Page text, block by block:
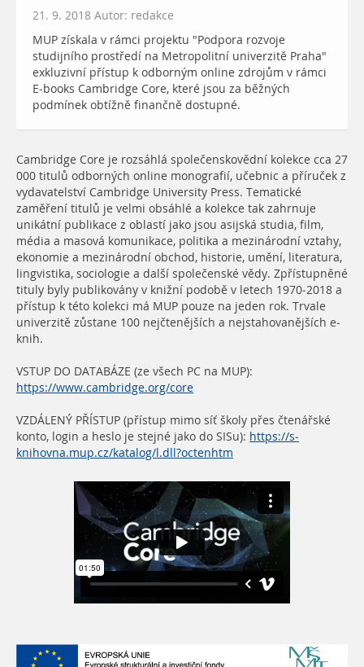
21. 9. 2018 Autor: redakce
MUP získala v rámci projektu "Podpora rozvoje
studijního prostředí na Metropolitní univerzitě Praha"
exkluzivní přístup k odborným online zdrojům v rámci
E-books Cambridge Core, které jsou za běžných
podmínek obtížně finančně dostupné.
Cambridge Core je rozsáhlá společenskovědní kolekce cca 27
000 titulů odborných online monografií, učebnic a příruček z
vydavatelství Cambridge University Press. Tematické
zaměření titulů je velmi obsáhlé a kolekce tak zahrnuje
unikátní publikace z oblastí jako jsou asijská studia, film,
média a masová komunikace, politika a mezinárodní vztahy,
ekonomie a mezinárodní obchod, historie, umění, literatura,
lingvistika, sociologie a další společenské vědy. Zpřístupněné
tituly byly publikovány v knižní podobě v letech 1970-2018 a
přístup k této kolekci má MUP pouze na jeden rok. Trvale
univerzitě zůstane 100 nejčtenějších a nejstahovanějších e-
knih.
VSTUP DO DATABÁZE (ze všech PC na MUP):
https://www.cambridge.org/core
VZDÁLENÝ PŘÍSTUP (přístup mimo síť školy přes čtenářské
konto, login a heslo je stejné jako do SISu): https://s-
knihovna.mup.cz/katalog/l.dll?octenhtm